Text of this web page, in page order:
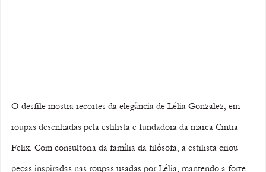
O desfile mostra recortes da elegância de Lélia Gonzalez, em
roupas desenhadas pela estilista e fundadora da marca Cintia
Felix. Com consultoria da família da filósofa, a estilista criou
peças inspiradas nas roupas usadas por Lélia, mantendo a forte